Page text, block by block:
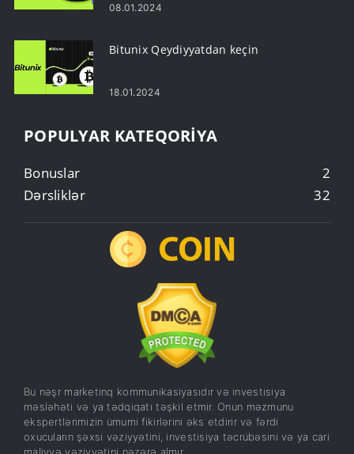
08.01.2024
Bitunix Qeydiyyatdan keçin
18.01.2024
POPULYAR KATEQORIYA
Bonuslar
2
Dərsliklər
32
Bu nəşr marketinq kommunikasiyasıdır və investisiya
məsləhəti və ya tədqiqatı təşkil etmir. Onun məzmunu
ekspertlərimizin ümumi fikirlərini əks etdirir və fərdi
oxucuların şəxsi vəziyyətini, investisiya təcrübəsini və ya cari